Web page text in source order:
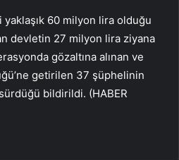
60 milyon lira olduğu
devletin 27 milyon lira ziyana
gözaltına alınan ve
getirilen 37 şüphelinin
bildirildi. (HABER